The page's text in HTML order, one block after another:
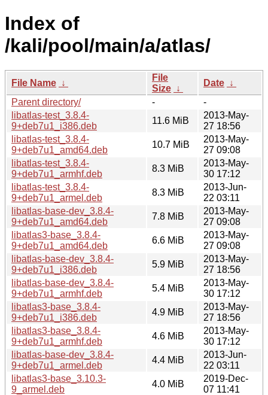
Index of
/kali/pool/main/a/atlas/
File Name ↓
File
Size ↓
Date ↓
Parent directory/
-
-
libatlas-test_3.8.4-
9+deb7u1_i386.deb
11.6 MiB
2013-May-
27 18:56
libatlas-test_3.8.4-
9+deb7u1_amd64.deb
10.7 MiB
2013-May-
27 09:08
libatlas-test_3.8.4-
9+deb7u1_armhf.deb
8.3 MiB
2013-May-
30 17:12
libatlas-test_3.8.4-
9+deb7u1_armel.deb
8.3 MiB
2013-Jun-
22 03:11
libatlas-base-dev_3.8.4-
9+deb7u1_amd64.deb
7.8 MiB
2013-May-
27 09:08
libatlas3-base_3.8.4-
9+deb7u1_amd64.deb
6.6 MiB
2013-May-
27 09:08
libatlas-base-dev_3.8.4-
9+deb7u1_i386.deb
5.9 MiB
2013-May-
27 18:56
libatlas-base-dev_3.8.4-
9+deb7u1_armhf.deb
5.4 MiB
2013-May-
30 17:12
libatlas3-base_3.8.4-
9+deb7u1_i386.deb
4.9 MiB
2013-May-
27 18:56
libatlas3-base_3.8.4-
9+deb7u1_armhf.deb
4.6 MiB
2013-May-
30 17:12
libatlas-base-dev_3.8.4-
9+deb7u1_armel.deb
4.4 MiB
2013-Jun-
22 03:11
libatlas3-base_3.10.3-
9_armel.deb
4.0 MiB
2019-Dec-
07 11:41